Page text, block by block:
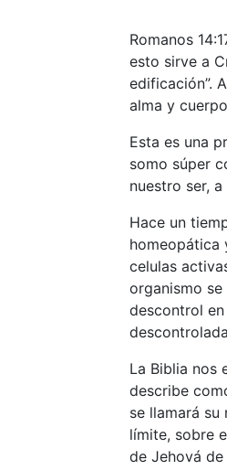
Romanos
esto sirve a
edificación”.
alma y
Esta es una
somo súper
nuestro ser,
Hace un
homeopática
celulas
organismo
descontrol
La Biblia nos
describe
se llamará
límite, sobre
de Jehová de